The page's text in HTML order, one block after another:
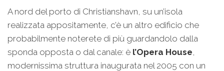
A nord del porto di Christianshavn, su un’isola
realizzata appositamente, c’è un altro edificio che
probabilmente noterete di più guardandolo dalla
sponda opposta o dal canale: è l’Opera House,
modernissima struttura inaugurata nel 2005 con un